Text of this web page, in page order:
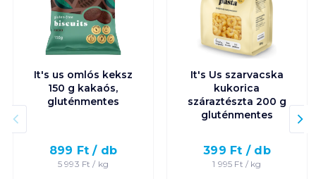
It's us omlós keksz
150 g kakaós,
gluténmentes
899 Ft / db
5 993 Ft / kg
It's Us szarvacska
kukorica
száraztészta 200 g
gluténmentes
399 Ft / db
1 995 Ft / kg